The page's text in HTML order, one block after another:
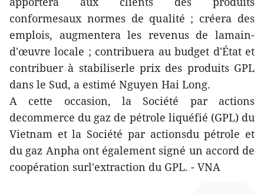
conformesaux normes de qualité ; créera des
emplois, augmentera les revenus de lamain-
d'œuvre locale ; contribuera au budget d'État et
contribuer à stabiliserle prix des produits GPL
dans le Sud, a estimé Nguyen Hai Long.
A cette occasion, la Société par actions
decommerce du gaz de pétrole liquéfié (GPL) du
Vietnam et la Société par actionsdu pétrole et
du gaz Anpha ont également signé un accord de
coopération surl'extraction du GPL. - VNA